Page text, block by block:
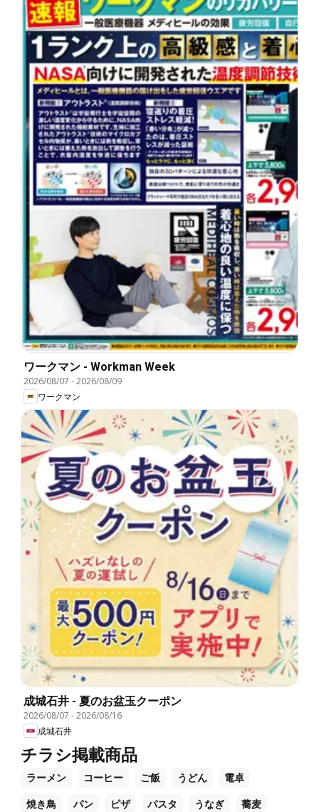
ワークマン - Workman Week
2026/08/07 -2026/08/09
ワークマン
成城石井 - 夏のお盆玉クーポン
2026/08/07 -2026/08/16
成城石井
チラシ掲載商品
ラーメン コーヒー ご飯 うどん 電卓
焼き鳥 パン ピザ パスタ うなぎ 蕎麦